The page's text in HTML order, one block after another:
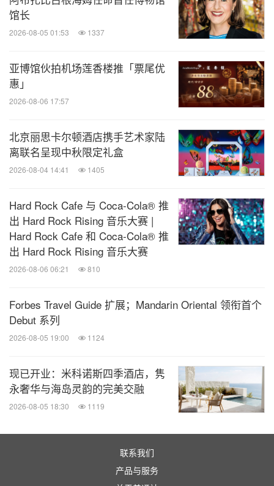
馆长
2026-08-05 01:53 1337
亚博馆伙拍机场莲香楼推「票尾优
惠」
2026-08-06 17:57
北京丽思卡尔顿酒店携手艺术家陆
离联名呈现中秋限定礼盒
2026-08-04 14:41 1405
Hard Rock Cafe 与 Coca-Cola® 推
出 Hard Rock Rising 音乐大赛 |
Hard Rock Cafe 和 Coca-Cola® 推
出 Hard Rock Rising 音乐大赛
2026-08-06 06:21 810
Forbes Travel Guide 扩展；Mandarin Oriental 领衔首个
Debut 系列
2026-08-05 19:00 1124
现已开业：米科诺斯四季酒店，隽
永奢华与海岛灵韵的完美交融
2026-08-05 18:30 1119
联系我们
产品与服务